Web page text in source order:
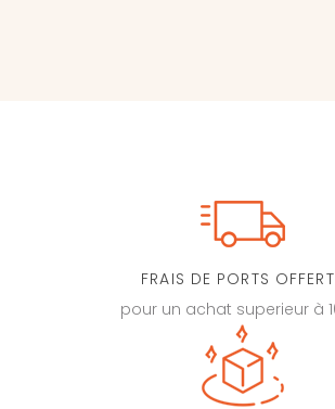
FRAIS DE PORTS
pour un achat superieur à